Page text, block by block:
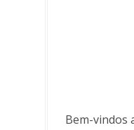
Bem-vindos